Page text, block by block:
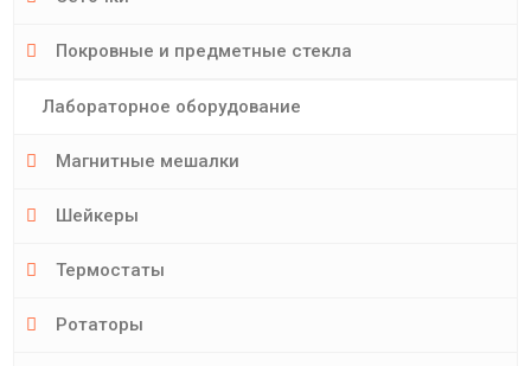
Покровные и предметные стекла
Лабораторное оборудование
Магнитные мешалки
Шейкеры
Термостаты
Ротаторы